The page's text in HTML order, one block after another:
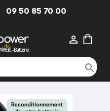
09 50 85 70 00

